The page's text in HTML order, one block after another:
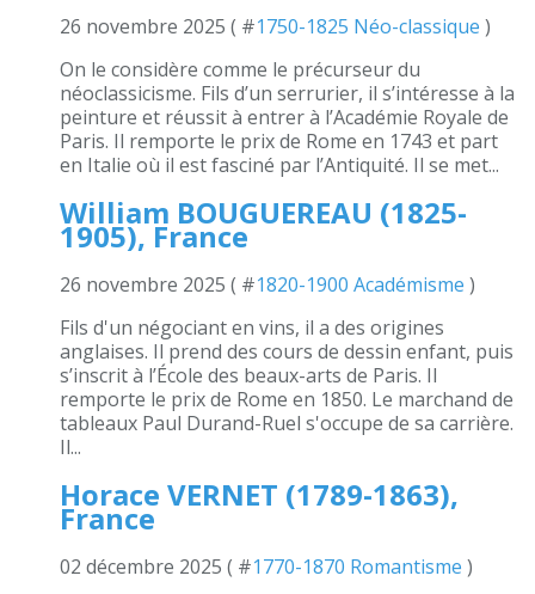
26 novembre 2025 ( #1750-1825 Néo-classique )
On le considère comme le précurseur du
néoclassicisme. Fils d’un serrurier, il s’intéresse à la
peinture et réussit à entrer à l’Académie Royale de
Paris. Il remporte le prix de Rome en 1743 et part
en Italie où il est fasciné par l’Antiquité. Il se met...
William BOUGUEREAU (1825-
1905), France
26 novembre 2025 ( #1820-1900 Académisme )
Fils d'un négociant en vins, il a des origines
anglaises. Il prend des cours de dessin enfant, puis
s’inscrit à l’École des beaux-arts de Paris. Il
remporte le prix de Rome en 1850. Le marchand de
tableaux Paul Durand-Ruel s'occupe de sa carrière.
Il...
Horace VERNET (1789-1863),
France
02 décembre 2025 ( #1770-1870 Romantisme )